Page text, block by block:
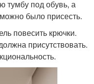
тумбу под обувь, а
было присесть.
повесить крючки.
присутствовать.